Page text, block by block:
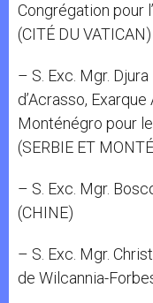
Congrégation pour
(CITÉ DU VATICAN)
– S. Exc. Mgr.
d’Acrasso,
Monténégro pour
(SERBIE ET
– S. Exc. Mgr.
(CHINE)
– S. Exc. Mgr.
de Wilcannia-